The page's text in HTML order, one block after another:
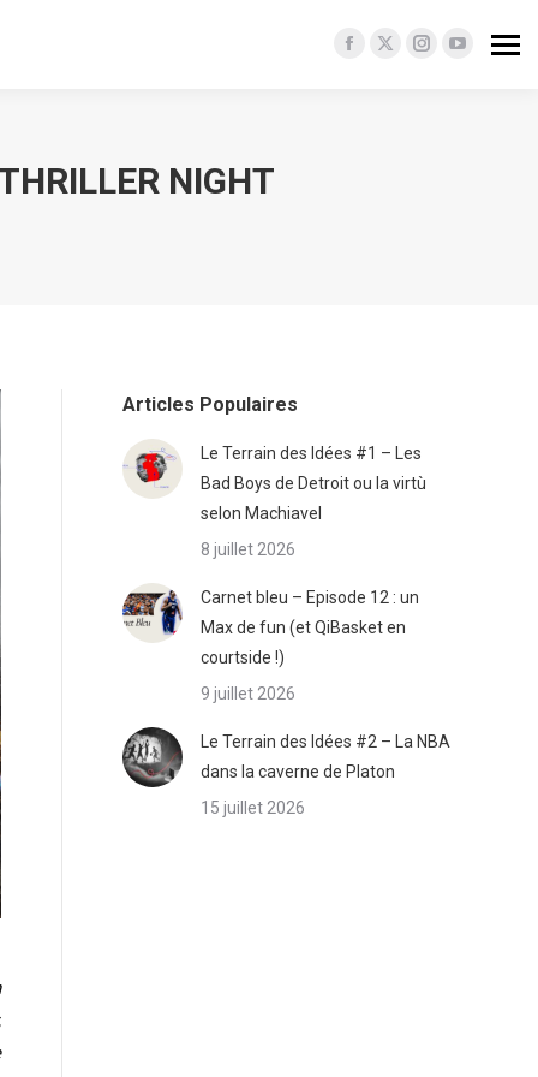
Facebook
X
Instagram
YouTube
NIGHT
Articles Populaires
Le Terrain des Idées #1 – Les
Bad Boys de Detroit ou la virtù
selon Machiavel
8 juillet 2026
Carnet bleu – Episode 12 : un
Max de fun (et QiBasket en
courtside !)
9 juillet 2026
Le Terrain des Idées #2 – La NBA
dans la caverne de Platon
15 juillet 2026